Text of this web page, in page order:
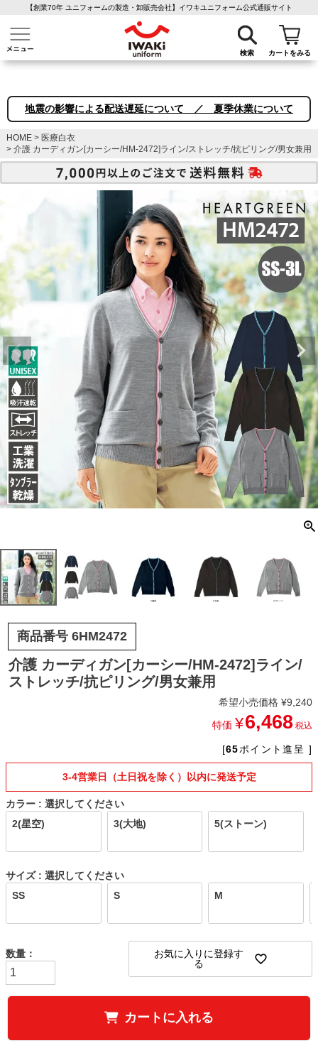
【創業70年 ユニフォームの製造・卸販売会社】イワキユニフォーム公式通販サイト
検索 カートをみる
介護ユニフォーム 作業着・作業服 ファン付き作業着 医療白衣
地震の影響による配送遅延について ／ 夏季休業について
HOME
医療白衣
介護 カーディガン[カーシー/HM-2472]ライン/ストレッチ/抗ピリング/男女兼用
商品番号 6HM2472
介護 カーディガン[カーシー/HM-2472]ライン/
ストレッチ/抗ピリング/男女兼用
希望小売価格 ¥9,240
特価 ¥6,468 税込
[65ポイント進呈 ]
3-4営業日（土日祝を除く）以内に発送予定
カラー
選択してください
2(星空)
3(大地) 5(ストーン)
サイズ
選択してください
SS
S M
お気に入りに登録す
る
カートに入れる